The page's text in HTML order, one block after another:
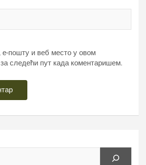
е-пошту и веб место у овом
следећи пут када коментаришем.